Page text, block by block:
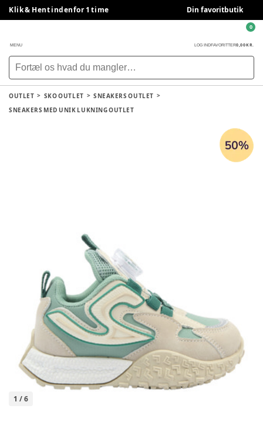
Klik & Hent indenfor 1 time Din favoritbutik
MENU LOG INDFAVORITTER0,00 KR.
0
OUTLET SKO OUTLET
SNEAKERS OUTLET
SNEAKERS MED UNIK LUKNING OUTLET
1 /6